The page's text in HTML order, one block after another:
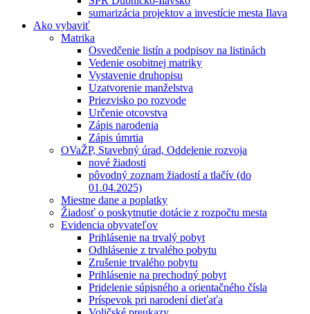
sumarizácia projektov a investície mesta Ilava
Ako vybaviť
Matrika
Osvedčenie listín a podpisov na listinách
Vedenie osobitnej matriky
Vystavenie druhopisu
Uzatvorenie manželstva
Priezvisko po rozvode
Určenie otcovstva
Zápis narodenia
Zápis úmrtia
OVaŽP, Stavebný úrad, Oddelenie rozvoja
nové žiadosti
pôvodný zoznam žiadostí a tlačív (do
01.04.2025)
Miestne dane a poplatky
Žiadosť o poskytnutie dotácie z rozpočtu mesta
Evidencia obyvateľov
Prihlásenie na trvalý pobyt
Odhlásenie z trvalého pobytu
Zrušenie trvalého pobytu
Prihlásenie na prechodný pobyt
Pridelenie súpisného a orientačného čísla
Príspevok pri narodení dieťaťa